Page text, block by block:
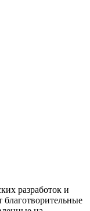
разработок и
благотворительные